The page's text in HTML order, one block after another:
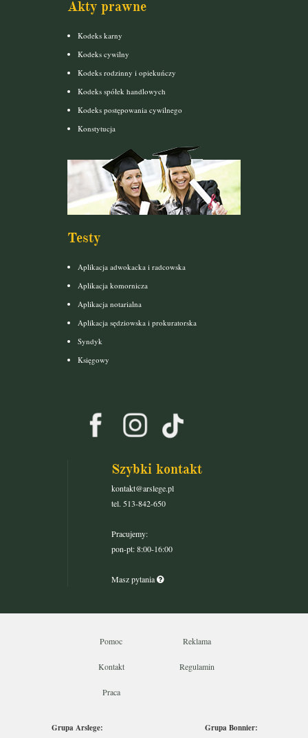
Akty prawne
Kodeks karny
Kodeks cywilny
Kodeks rodzinny i opiekuńczy
Kodeks spółek handlowych
Kodeks postępowania cywilnego
Konstytucja
Testy
Aplikacja adwokacka i radcowska
Aplikacja komornicza
Aplikacja notarialna
Aplikacja sędziowska i prokuratorska
Syndyk
Księgowy
Szybki kontakt
kontakt@arslege.pl
tel. 513-842-650
Pracujemy:
pon-pt: 8:00-16:00
Masz pytania
Pomoc Reklama
Kontakt Regulamin
Praca
Grupa Arslege: Grupa Bonnier: